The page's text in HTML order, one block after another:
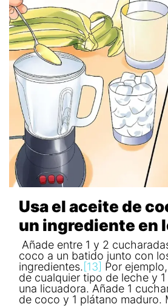
Usa el aceite de
un ingrediente en
Añade entre 1 y 2
coco a un batido junto con
ingredientes.[13] Por
de cualquier tipo de leche y
una licuadora. Añade 1
de coco y 1 plátano maduro.